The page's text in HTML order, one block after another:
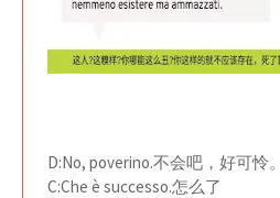
D:No, poverino.不会吧，好可怜。
C:Che è successo.怎么了